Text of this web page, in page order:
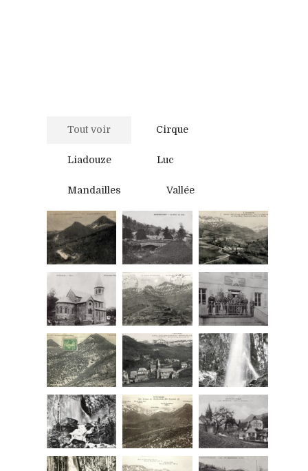
Tout voir Cirque
Liadouze Luc
Mandailles Vallée